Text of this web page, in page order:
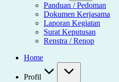
Panduan / Pedoman
Dokumen Kerjasama
Laporan Kegiatan
Surat Keputusan
Renstra / Renop
Home
Profil